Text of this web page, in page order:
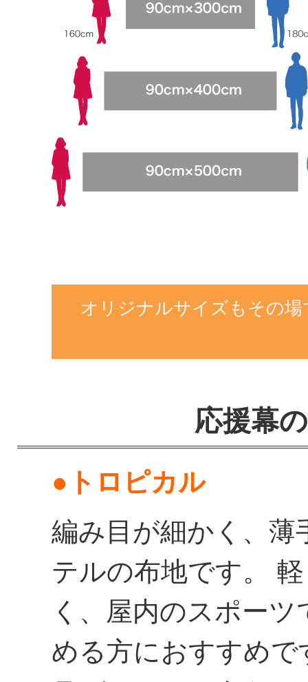
オリジナルサイズもその
応援幕
●トロピカル
編み目が細かく、薄
テルの布地です。
く、屋内のスポー
める方におすすめ